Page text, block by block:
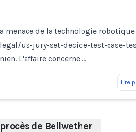
menace de la technologie
us-jury-set-decide-test-case-
L'affaire concerne …
Lire
de Bellwether